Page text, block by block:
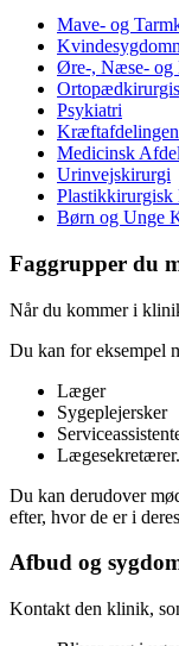
Mave- og
Øre-, Næse- og
Psykiatri
Kræftafdelingen
Medicinsk
Urinvejskirurgi
Børn og Unge
Faggrupper du
Når du kommer i
Du kan for eksempel
Læger
Sygeplejersker
Lægesekretærer.
Du kan derudover
efter, hvor de er i
Afbud og
Kontakt den klinik,